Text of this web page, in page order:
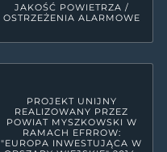
JAKOŚĆ POWIETRZA /
OSTRZEŻENIA ALARMOWE
PROJEKT UNIJNY
REALIZOWANY PRZEZ
POWIAT MYSZKOWSKI W
RAMACH EFRROW:
"EUROPA INWESTUJĄCA W